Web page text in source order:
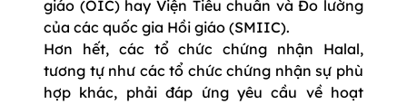
giáo (OIC) hay Viện Tiêu chuẩn và Đo lường
của các quốc gia Hồi giáo (SMIIC).
Hơn hết, các tổ chức chứng nhận Halal,
tương tự như các tổ chức chứng nhận sự phù
hợp khác, phải đáp ứng yêu cầu về hoạt